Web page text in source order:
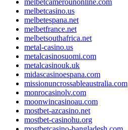
melbetcamerounonline.com
melbetcasino.us
melbetespana.net
melbetfrance.net
melbetsouthafrica.net
metal-casino.us
metalcasinosuomi.com
metalcasinouk.uk
midascasinoespana.com
missionuncrossableaustralia.com
monrocasinolv.com
moonwincasinoau.com
mostbet-azcasino.net
mostbet-casinohu.org